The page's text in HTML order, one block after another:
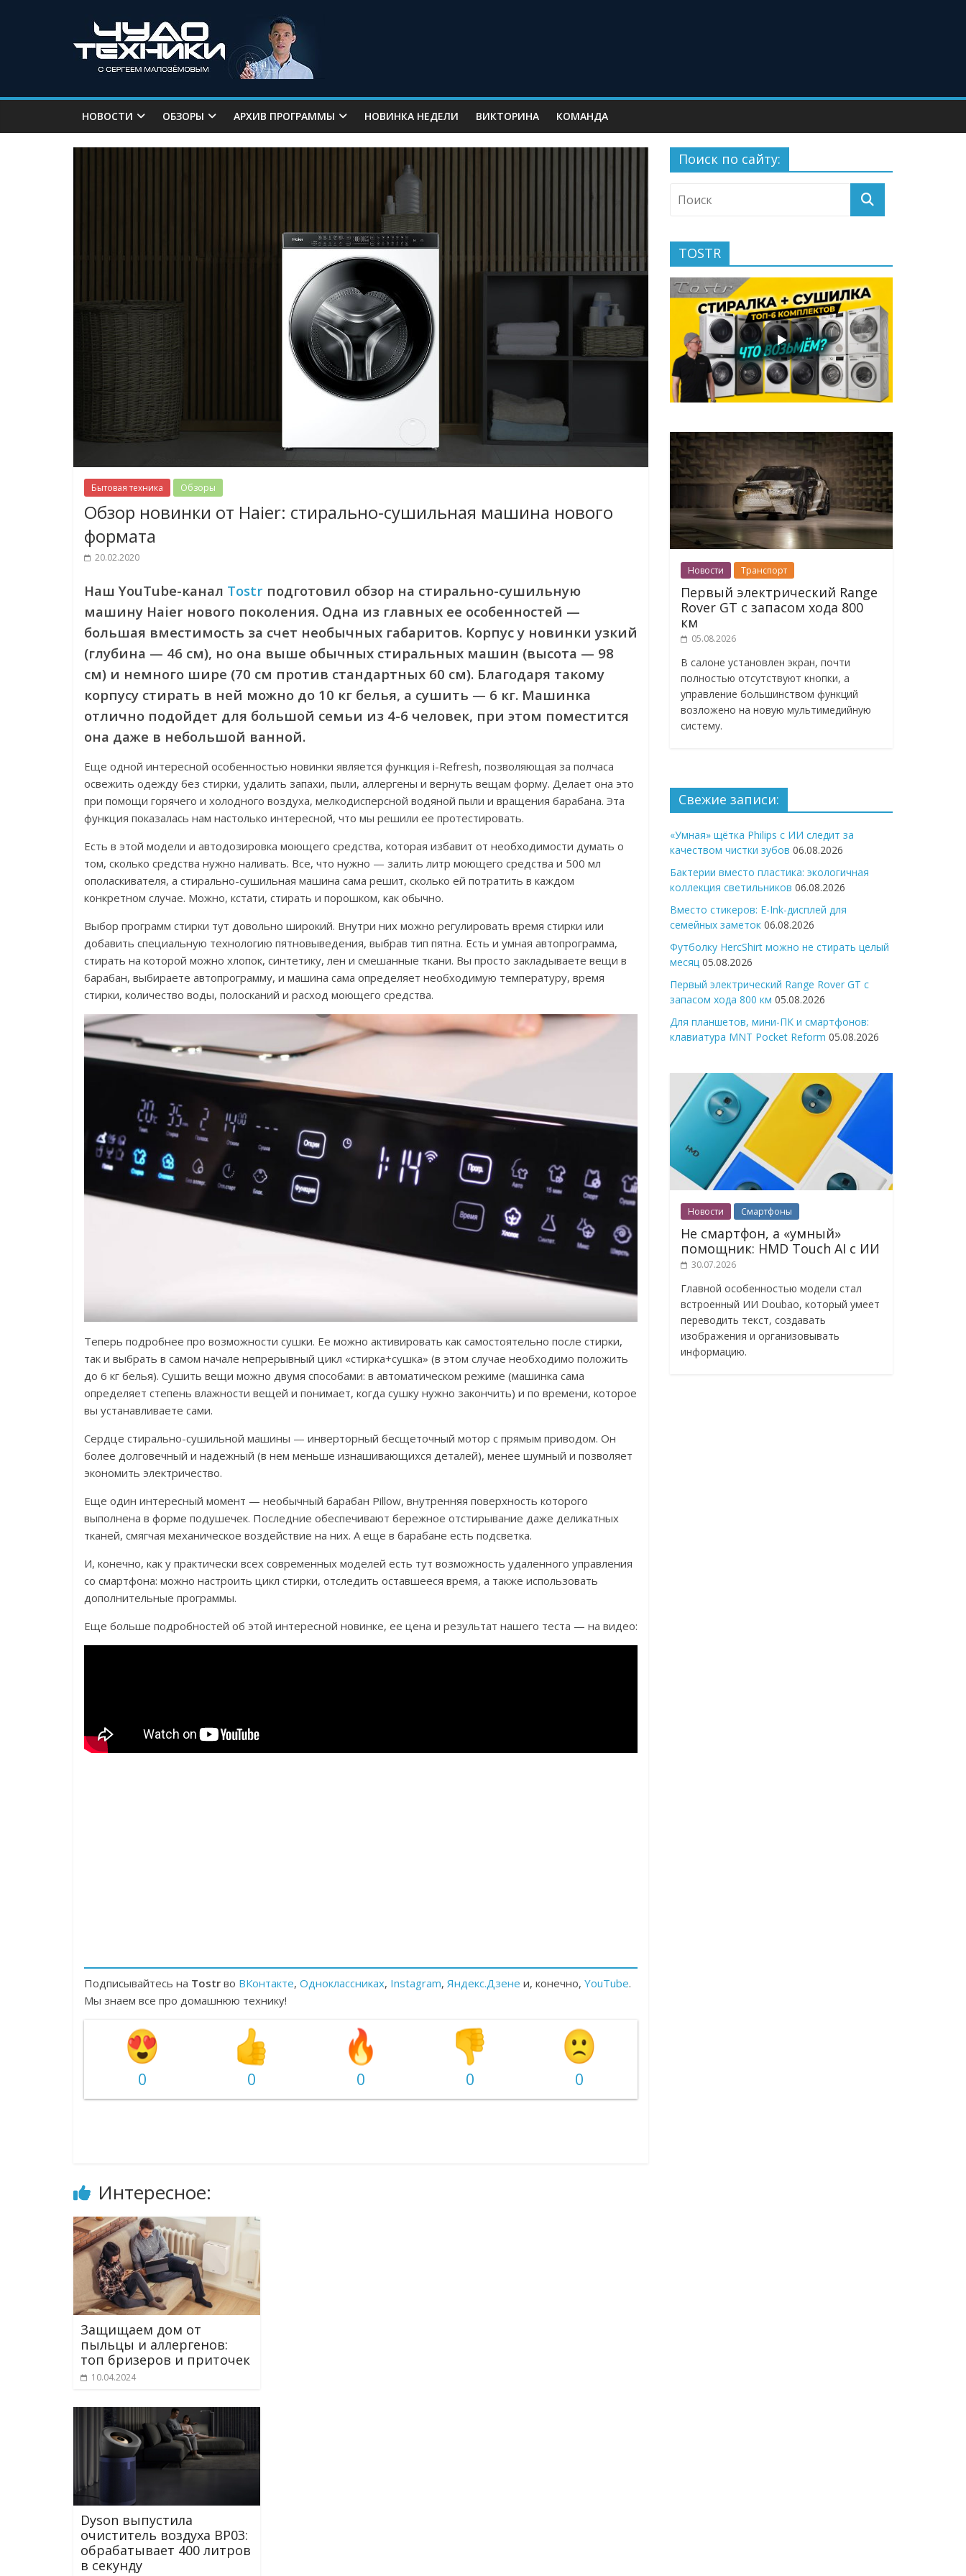
НОВОСТИ ОБЗОРЫ АРХИВ ПРОГРАММЫ НОВИНКА НЕДЕЛИ ВИКТОРИНА КОМАНДА
Бытовая техника Обзоры
Обзор новинки от Haier: стирально-сушильная машина нового
формата
20.02.2020
Наш YouTube-канал Tostr подготовил обзор на стирально-сушильную
машину Haier нового поколения. Одна из главных ее особенностей —
большая вместимость за счет необычных габаритов. Корпус у новинки узкий
(глубина — 46 см), но она выше обычных стиральных машин (высота — 98
см) и немного шире (70 см против стандартных 60 см). Благодаря такому
корпусу стирать в ней можно до 10 кг белья, а сушить — 6 кг. Машинка
отлично подойдет для большой семьи из 4-6 человек, при этом поместится
она даже в небольшой ванной.
Еще одной интересной особенностью новинки является функция i-Refresh, позволяющая за полчаса
освежить одежду без стирки, удалить запахи, пыли, аллергены и вернуть вещам форму. Делает она это
при помощи горячего и холодного воздуха, мелкодисперсной водяной пыли и вращения барабана. Эта
функция показалась нам настолько интересной, что мы решили ее протестировать.
Есть в этой модели и автодозировка моющего средства, которая избавит от необходимости думать о
том, сколько средства нужно наливать. Все, что нужно — залить литр моющего средства и 500 мл
ополаскивателя, а стирально-сушильная машина сама решит, сколько ей потратить в каждом
конкретном случае. Можно, кстати, стирать и порошком, как обычно.
Выбор программ стирки тут довольно широкий. Внутри них можно регулировать время стирки или
добавить специальную технологию пятновыведения, выбрав тип пятна. Есть и умная автопрограмма,
стирать на которой можно хлопок, синтетику, лен и смешанные ткани. Вы просто закладываете вещи в
барабан, выбираете автопрограмму, и машина сама определяет необходимую температуру, время
стирки, количество воды, полосканий и расход моющего средства.
Теперь подробнее про возможности сушки. Ее можно активировать как самостоятельно после стирки,
так и выбрать в самом начале непрерывный цикл «стирка+сушка» (в этом случае необходимо положить
до 6 кг белья). Сушить вещи можно двумя способами: в автоматическом режиме (машинка сама
определяет степень влажности вещей и понимает, когда сушку нужно закончить) и по времени, которое
вы устанавливаете сами.
Сердце стирально-сушильной машины — инверторный бесщеточный мотор с прямым приводом. Он
более долговечный и надежный (в нем меньше изнашивающихся деталей), менее шумный и позволяет
экономить электричество.
Еще один интересный момент — необычный барабан Pillow, внутренняя поверхность которого
выполнена в форме подушечек. Последние обеспечивают бережное отстирывание даже деликатных
тканей, смягчая механическое воздействие на них. А еще в барабане есть подсветка.
И, конечно, как у практически всех современных моделей есть тут возможность удаленного управления
со смартфона: можно настроить цикл стирки, отследить оставшееся время, а также использовать
дополнительные программы.
Еще больше подробностей об этой интересной новинке, ее цена и результат нашего теста — на видео:
Подписывайтесь на Tostr во ВКонтакте, Одноклассниках, Instagram, Яндекс.Дзене и, конечно, YouTube.
Мы знаем все про домашнюю технику!
0 0 0 0 0
Интересное:
Защищаем дом от
пыльцы и аллергенов:
топ бризеров и приточек
10.04.2024
Dyson выпустила
очиститель воздуха BP03:
обрабатывает 400 литров
в секунду
Поиск по сайту:
TOSTR
Новости Транспорт
Первый электрический Range
Rover GT с запасом хода 800
км
05.08.2026
В салоне установлен экран, почти
полностью отсутствуют кнопки, а
управление большинством функций
возложено на новую мультимедийную
систему.
Свежие записи:
«Умная» щётка Philips с ИИ следит за
качеством чистки зубов 06.08.2026
Бактерии вместо пластика: экологичная
коллекция светильников 06.08.2026
Вместо стикеров: E-Ink-дисплей для
семейных заметок 06.08.2026
Футболку HercShirt можно не стирать целый
месяц 05.08.2026
Первый электрический Range Rover GT с
запасом хода 800 км 05.08.2026
Для планшетов, мини-ПК и смартфонов:
клавиатура MNT Pocket Reform 05.08.2026
Новости Смартфоны
Не смартфон, а «умный»
помощник: HMD Touch AI с ИИ
30.07.2026
Главной особенностью модели стал
встроенный ИИ Doubao, который умеет
переводить текст, создавать
изображения и организовывать
информацию.